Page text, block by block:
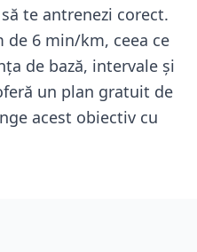
te antrenezi corect.
6 min/km, ceea ce
de bază, intervale și
un plan gratuit de
acest obiectiv cu